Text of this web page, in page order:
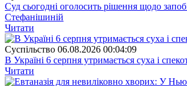
Суд сьогодні оголосить рішення щодо
Стефанішиній
Читати
Суспiльство 06.08.2026 00:04:09
В Україні 6 серпня утримається суха і
Читати